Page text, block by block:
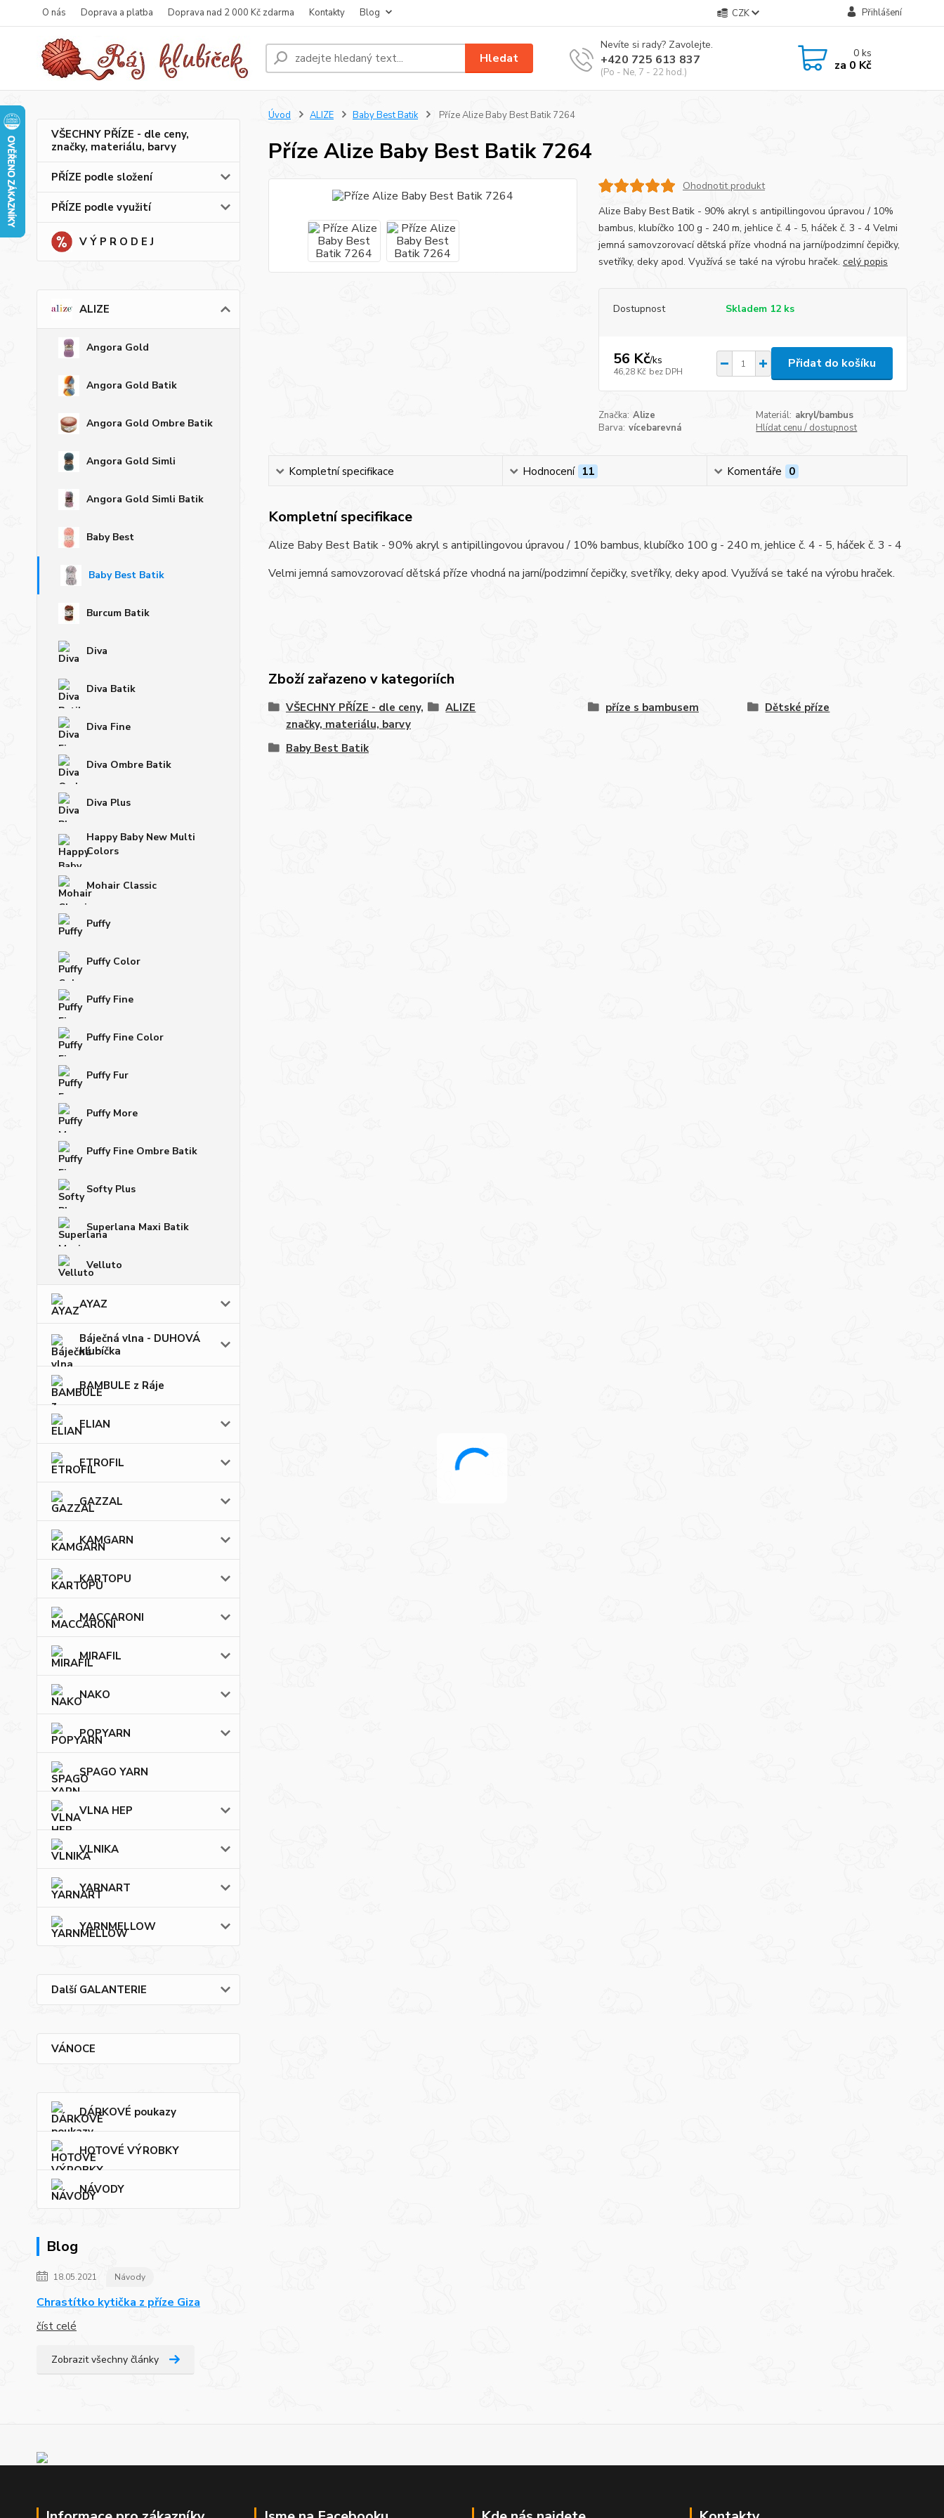
O nás Doprava a platba Doprava nad 2 000 Kč zdarma Kontakty Blog CZK Přihlášení
Hledat
Nevíte si rady? Zavolejte.
+420 725 613 837
(Po - Ne, 7 - 22 hod.)
0ks
za 0 Kč
VŠECHNY PŘÍZE - dle ceny,
značky, materiálu, barvy
PŘÍZE podle složení
PŘÍZE podle využití
V Ý P R O D E J
ALIZE
Angora Gold
Angora Gold Batik
Angora Gold Ombre Batik
Angora Gold Simli
Angora Gold Simli Batik
Baby Best
Baby Best Batik
Burcum Batik
Diva
Diva Batik
Diva Fine
Diva Ombre Batik
Diva Plus
Happy Baby New Multi
Colors
Mohair Classic
Puffy
Puffy Color
Puffy Fine
Puffy Fine Color
Puffy Fur
Puffy More
Puffy Fine Ombre Batik
Softy Plus
Superlana Maxi Batik
Velluto
AYAZ
Báječná vlna - DUHOVÁ
klubíčka
BAMBULE z Ráje
ELIAN
ETROFIL
GAZZAL
KAMGARN
KARTOPU
MACCARONI
MIRAFIL
NAKO
POPYARN
SPAGO YARN
VLNA HEP
VLNIKA
YARNART
YARNMELLOW
Další GALANTERIE
VÁNOCE
DÁRKOVÉ poukazy
HOTOVÉ VÝROBKY
NÁVODY
Blog
18.05.2021 Návody
Chrastítko kytička z příze Giza
číst celé
Zobrazit všechny články
Úvod ALIZE Baby Best Batik Příze Alize Baby Best Batik 7264
Příze Alize Baby Best Batik 7264
Ohodnotit produkt
Alize Baby Best Batik - 90% akryl s antipillingovou úpravou / 10%
bambus, klubíčko 100 g - 240 m, jehlice č. 4 - 5, háček č. 3 - 4 Velmi
jemná samovzorovací dětská příze vhodná na jarní/podzimní čepičky,
svetříky, deky apod. Využívá se také na výrobu hraček. celý popis
Dostupnost Skladem 12 ks
56 Kč/ks
46,28 Kč bez DPH
Přidat do košíku
Značka: Alize Materiál: akryl/bambus
Barva: vícebarevná Hlídat cenu / dostupnost
Kompletní specifikace Hodnocení 11 Komentáře 0
Kompletní specifikace
Alize Baby Best Batik - 90% akryl s antipillingovou úpravou / 10% bambus, klubíčko 100 g - 240 m, jehlice č. 4 - 5, háček č. 3 - 4
Velmi jemná samovzorovací dětská příze vhodná na jarní/podzimní čepičky, svetříky, deky apod. Využívá se také na výrobu hraček.
Zboží zařazeno v kategoriích
VŠECHNY PŘÍZE - dle ceny,
značky, materiálu, barvy
ALIZE příze s bambusem Dětské příze
Baby Best Batik